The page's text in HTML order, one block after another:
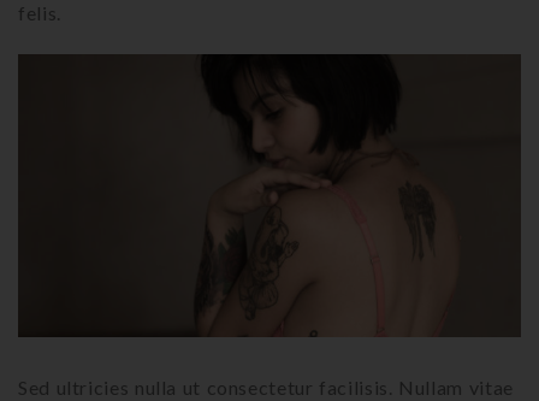
felis.
Sed ultricies nulla ut consectetur facilisis. Nullam vitae